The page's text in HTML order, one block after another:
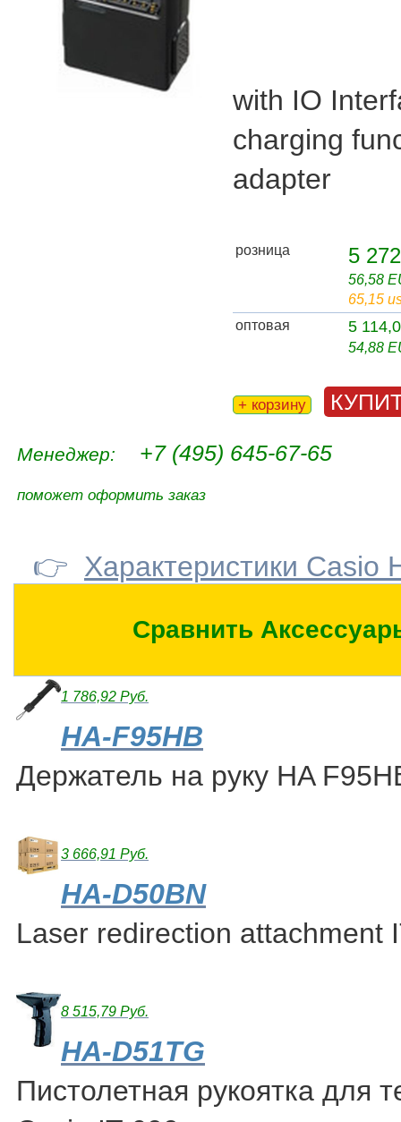
with IO
charging
adapter
розница 5
56,58
65,15
оптовая
5
54,88
+ корзину
Менеджер: +7 (495) 645-67-65
поможет оформить заказ
👉 Характеристики Casio
Сравнить
1 786,92 Руб.
HA-F95HB
Держатель на руку HA
3 666,91 Руб.
HA-D50BN
Laser redirection attachment
8 515,79 Руб.
HA-D51TG
Пистолетная рукоятка для